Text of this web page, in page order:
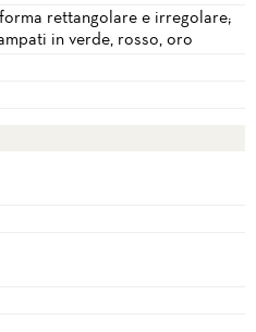
rettangolare e irregolare;
in verde, rosso, oro